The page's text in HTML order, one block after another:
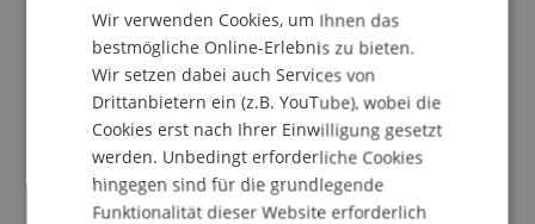
Veranstaltungsmanagerin
Bank- und Finanzmarktrecht
Wir verwenden Cookies, um Ihnen das
bestmögliche Online-Erlebnis zu bieten.
Wir setzen dabei auch Services von
Drittanbietern ein (z.B. YouTube), wobei die
Cookies erst nach Ihrer Einwilligung gesetzt
werden. Unbedingt erforderliche Cookies
hingegen sind für die grundlegende
Funktionalität dieser Website erforderlich